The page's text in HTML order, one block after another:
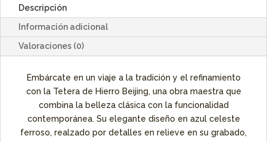
Descripción
Información adicional
Valoraciones (0)
Embárcate en un viaje a la tradición y el refinamiento
con la Tetera de Hierro Beijing, una obra maestra que
combina la belleza clásica con la funcionalidad
contemporánea. Su elegante diseño en azul celeste
ferroso, realzado por detalles en relieve en su grabado,